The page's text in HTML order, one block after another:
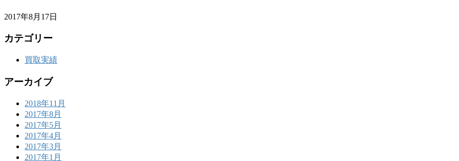
2017年8月17日
カテゴリー
買取実績
アーカイブ
2018年11月
2017年8月
2017年5月
2017年4月
2017年3月
2017年1月